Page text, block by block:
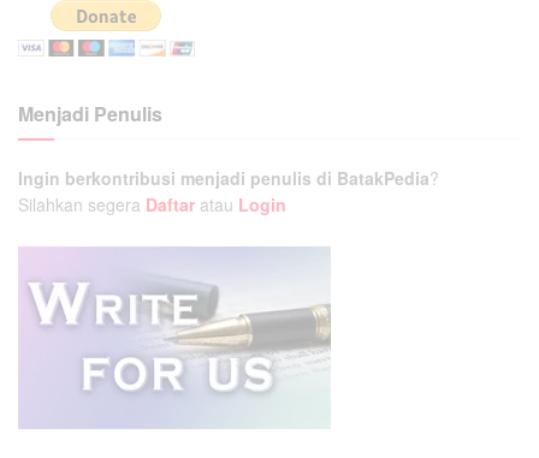
Menjadi Penulis
Ingin berkontribusi menjadi penulis di BatakPedia?
Silahkan segera Daftar atau Login